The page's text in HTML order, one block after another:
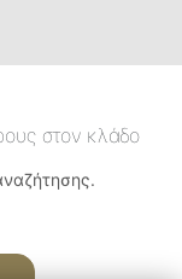
στον κλάδο